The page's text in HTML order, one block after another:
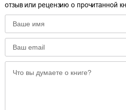
отзыв или рецензию о прочитанной